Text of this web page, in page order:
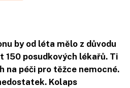
by od léta mělo z důvodu
150 posudkových lékařů. Ti
na péči pro těžce nemocné.
Kolaps